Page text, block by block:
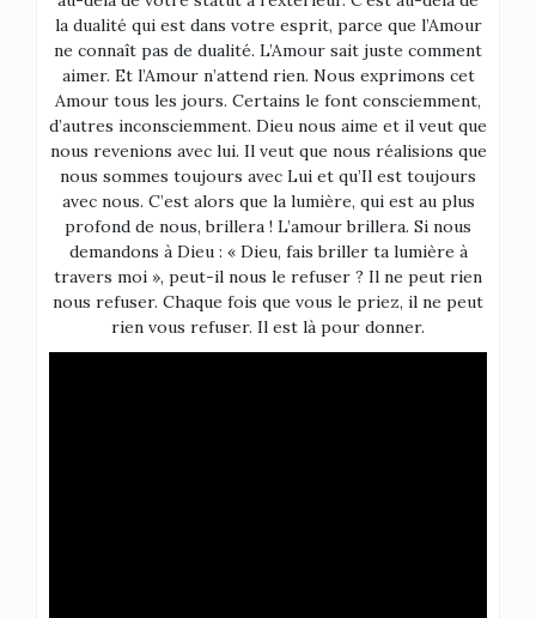
la dualité qui est dans votre esprit, parce que l’Amour
ne connaît pas de dualité. L’Amour sait juste comment
aimer. Et l’Amour n’attend rien. Nous exprimons cet
Amour tous les jours. Certains le font consciemment,
d’autres inconsciemment. Dieu nous aime et il veut que
nous revenions avec lui. Il veut que nous réalisions que
nous sommes toujours avec Lui et qu’Il est toujours
avec nous. C’est alors que la lumière, qui est au plus
profond de nous, brillera ! L’amour brillera. Si nous
demandons à Dieu : « Dieu, fais briller ta lumière à
travers moi », peut-il nous le refuser ? Il ne peut rien
nous refuser. Chaque fois que vous le priez, il ne peut
rien vous refuser. Il est là pour donner.